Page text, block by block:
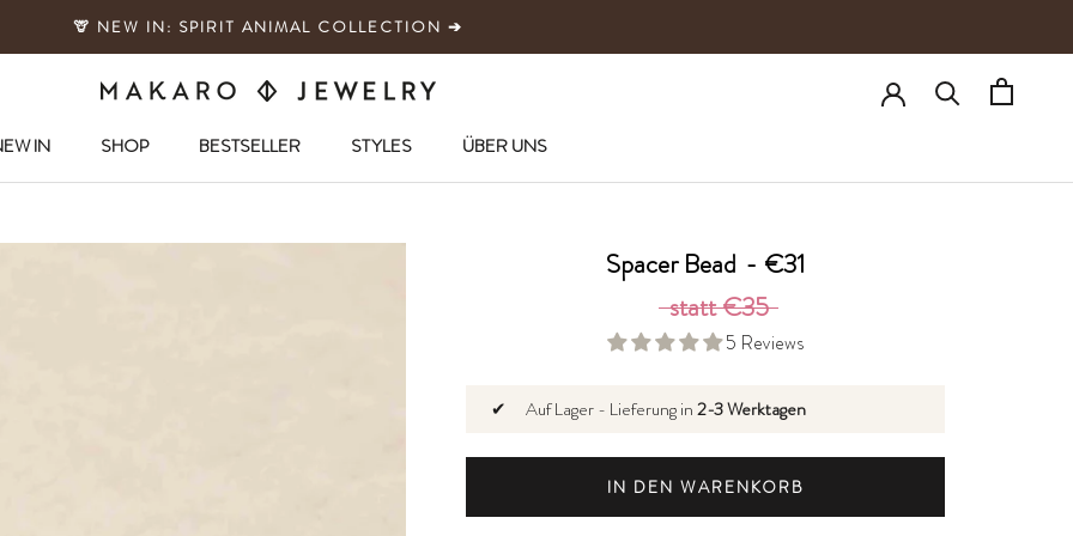
🦒 NEW IN: SPIRIT ANIMAL COLLECTION ➔
IN
SHOP
BESTSELLER
STYLES ÜBER UNS
Spacer Bead - €31
statt €35
5 Reviews
✔ Auf Lager - Lieferung in2-3 Werktagen
IN DEN WARENKORB